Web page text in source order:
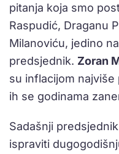
pitanja koja smo
Raspudić, Draganu
Milanoviću, jedino
predsjednik. Zoran
su inflacijom
ih se godinama
Sadašnji
ispraviti